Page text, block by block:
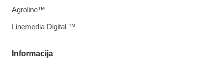
Informacija
Agroline™
Linemedia Digital ™